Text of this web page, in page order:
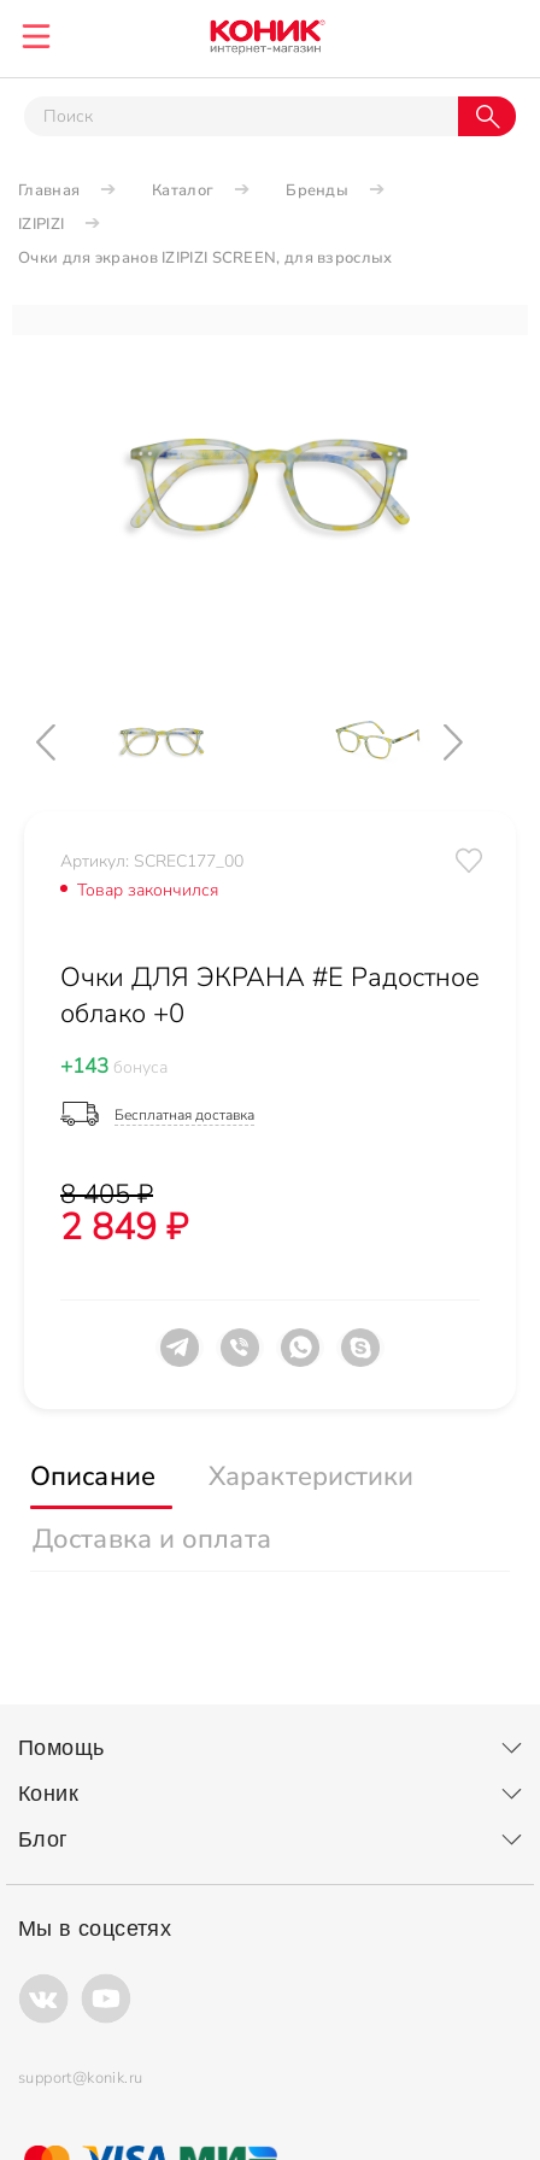
Главная Каталог
Бренды
IZIPIZI
Очки для экранов IZIPIZI SCREEN, для взрослых
Артикул: SCREC177_00
Товар закончился
Очки ДЛЯ ЭКРАНА #E Радостное
облако +0
+143 бонуса
Бесплатная доставка
8 405 ₽
2 849 ₽
Описание
Характеристики
Доставка и оплата
Помощь
Коник
Блог
Мы в соцсетях
support@konik.ru